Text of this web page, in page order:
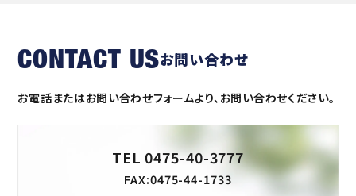
CONTACT USお問い合わせ
お電話またはお問い合わせフォームより、お問い合わせください。
TEL 0475-40-3777
FAX:0475-44-1733